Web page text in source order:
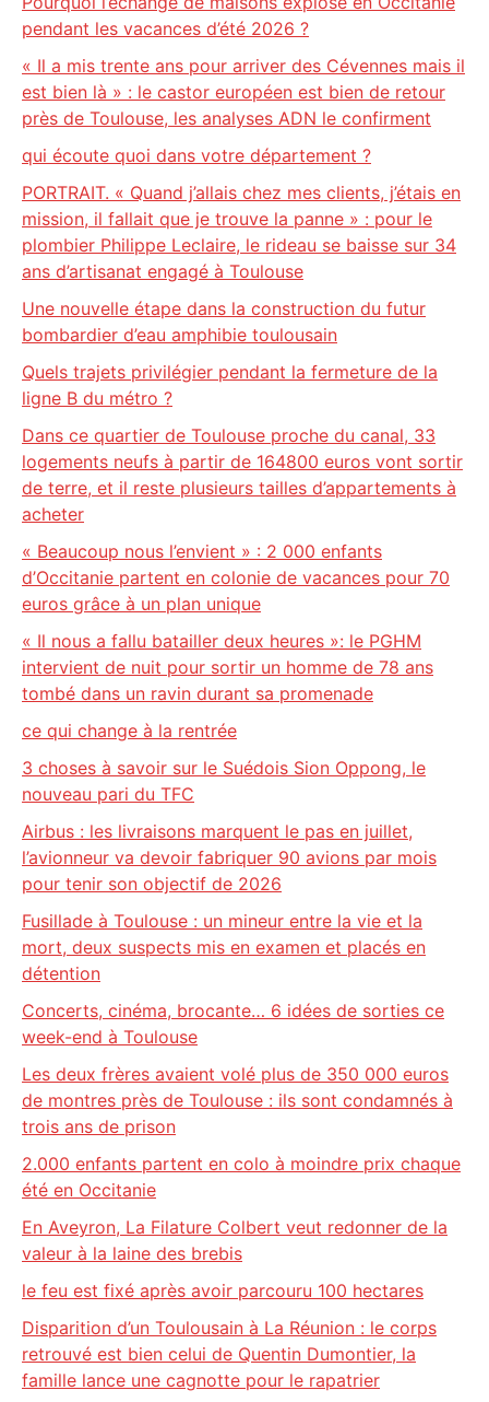
pendant les vacances d’été 2026 ?
« Il a mis trente ans pour arriver des Cévennes mais il
est bien là » : le castor européen est bien de retour
près de Toulouse, les analyses ADN le confirment
qui écoute quoi dans votre département ?
PORTRAIT. « Quand j’allais chez mes clients, j’étais en
mission, il fallait que je trouve la panne » : pour le
plombier Philippe Leclaire, le rideau se baisse sur 34
ans d’artisanat engagé à Toulouse
Une nouvelle étape dans la construction du futur
bombardier d’eau amphibie toulousain
Quels trajets privilégier pendant la fermeture de la
ligne B du métro ?
Dans ce quartier de Toulouse proche du canal, 33
logements neufs à partir de 164800 euros vont sortir
de terre, et il reste plusieurs tailles d’appartements à
acheter
« Beaucoup nous l’envient » : 2 000 enfants
d’Occitanie partent en colonie de vacances pour 70
euros grâce à un plan unique
« Il nous a fallu batailler deux heures »: le PGHM
intervient de nuit pour sortir un homme de 78 ans
tombé dans un ravin durant sa promenade
ce qui change à la rentrée
3 choses à savoir sur le Suédois Sion Oppong, le
nouveau pari du TFC
Airbus : les livraisons marquent le pas en juillet,
l’avionneur va devoir fabriquer 90 avions par mois
pour tenir son objectif de 2026
Fusillade à Toulouse : un mineur entre la vie et la
mort, deux suspects mis en examen et placés en
détention
Concerts, cinéma, brocante… 6 idées de sorties ce
week-end à Toulouse
Les deux frères avaient volé plus de 350 000 euros
de montres près de Toulouse : ils sont condamnés à
trois ans de prison
2.000 enfants partent en colo à moindre prix chaque
été en Occitanie
En Aveyron, La Filature Colbert veut redonner de la
valeur à la laine des brebis
le feu est fixé après avoir parcouru 100 hectares
Disparition d’un Toulousain à La Réunion : le corps
retrouvé est bien celui de Quentin Dumontier, la
famille lance une cagnotte pour le rapatrier